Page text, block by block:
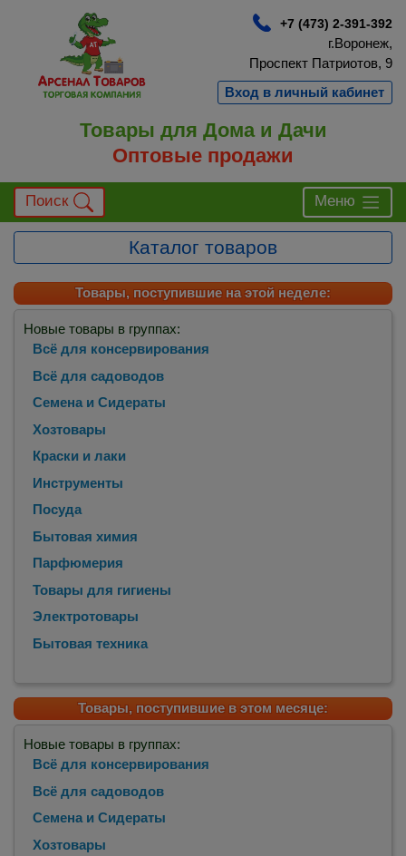
+7 (473) 2-391-392
г.Воронеж,
Проспект Патриотов, 9
Вход в личный кабинет
Товары для Дома и Дачи
Оптовые продажи
Поиск Меню
Каталог товаров
Товары, поступившие на этой неделе:
Новые товары в группах:
Всё для консервирования
Всё для садоводов
Семена и Сидераты
Хозтовары
Краски и лаки
Инструменты
Посуда
Бытовая химия
Парфюмерия
Товары для гигиены
Электротовары
Бытовая техника
Товары, поступившие в этом месяце:
Новые товары в группах:
Всё для консервирования
Всё для садоводов
Семена и Сидераты
Хозтовары